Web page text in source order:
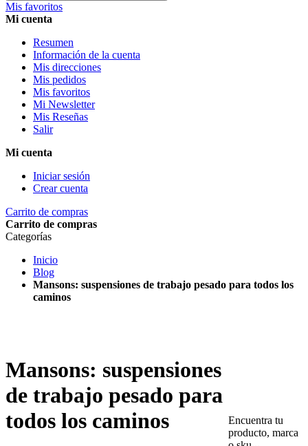
Mis favoritos
Mi cuenta
Resumen
Información de la cuenta
Mis direcciones
Mis pedidos
Mis favoritos
Mi Newsletter
Mis Reseñas
Salir
Mi cuenta
Iniciar sesión
Crear cuenta
Carrito de compras
Carrito de compras
Categorías
Inicio
Blog
Mansons: suspensiones de trabajo pesado para todos los
caminos
Mansons: suspensiones
de trabajo pesado para
todos los caminos
Encuentra tu
producto, marca